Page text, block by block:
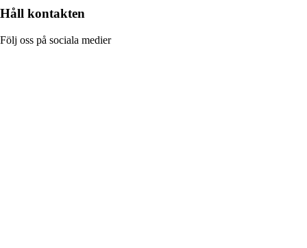
Håll kontakten
Följ oss på sociala medier